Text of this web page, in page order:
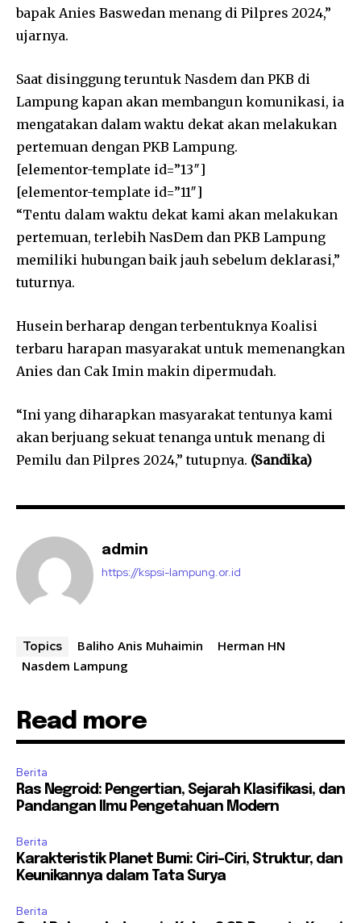
bapak Anies Baswedan menang di Pilpres 2024,”
ujarnya.
Saat disinggung teruntuk Nasdem dan PKB di
Lampung kapan akan membangun komunikasi, ia
mengatakan dalam waktu dekat akan melakukan
pertemuan dengan PKB Lampung.
[elementor-template id=”13″]
[elementor-template id=”11″]
“Tentu dalam waktu dekat kami akan melakukan
pertemuan, terlebih NasDem dan PKB Lampung
memiliki hubungan baik jauh sebelum deklarasi,”
tuturnya.
Husein berharap dengan terbentuknya Koalisi
terbaru harapan masyarakat untuk memenangkan
Anies dan Cak Imin makin dipermudah.
“Ini yang diharapkan masyarakat tentunya kami
akan berjuang sekuat tenanga untuk menang di
Pemilu dan Pilpres 2024,” tutupnya. (Sandika)
admin
https://kspsi-lampung.or.id
Topics Baliho Anis Muhaimin
Herman HN
Nasdem Lampung
Read more
Berita
Ras Negroid: Pengertian, Sejarah Klasifikasi, dan
Pandangan Ilmu Pengetahuan Modern
Berita
Karakteristik Planet Bumi: Ciri-Ciri, Struktur, dan
Keunikannya dalam Tata Surya
Berita